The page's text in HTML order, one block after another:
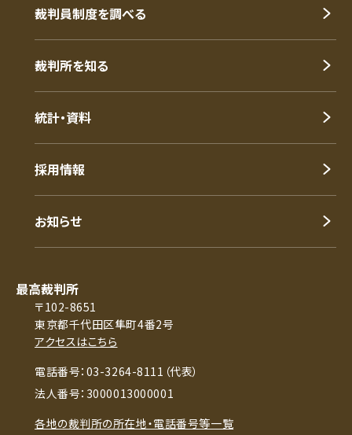
裁判員制度を調べる
裁判所を知る
統計・資料
採用情報
お知らせ
最高裁判所
〒102-8651
東京都千代田区隼町4番2号
アクセスはこちら
電話番号：03-3264-8111（代表）
法人番号：3000013000001
各地の裁判所の所在地・電話番号等一覧